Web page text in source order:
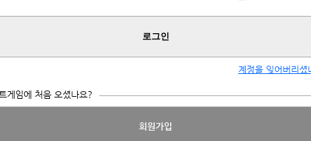
로그인
계정을 잊어버리셨
게임에 처음 오셨나요?
회원가입